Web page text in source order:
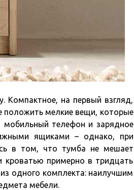
Компактное, на первый взгляд,
положить мелкие вещи, которые
телефон и зарядное
ящиками – однако, при
в том, что тумба не мешает
примерно в тридцать
одного комплекта: наилучшим
мебели.